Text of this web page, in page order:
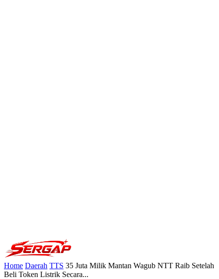
Home Daerah TTS 35 Juta Milik Mantan Wagub NTT Raib Setelah
Beli Token Listrik Secara...